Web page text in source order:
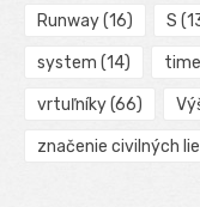
Runway(16) S
system (14) time
vrtuľníky(66)
značenie civilných